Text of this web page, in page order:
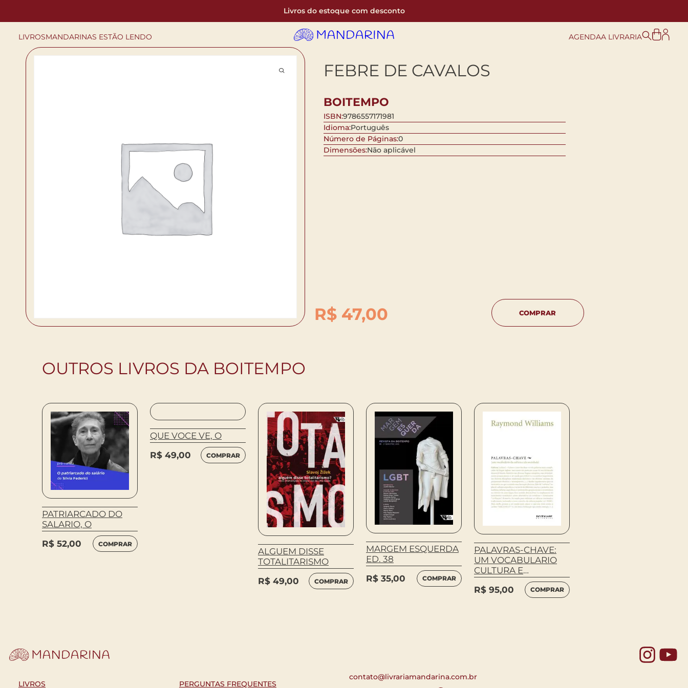
Livros do estoque com desconto
LIVROSMANDARINAS ESTÃO LENDO AGENDAA LIVRARIA
FEBRE DE CAVALOS
BOITEMPO
ISBN:9786557171981
Idioma:Português
Número de Páginas:0
Dimensões:Não aplicável
R$47,00 COMPRAR
OUTROS LIVROS DA BOITEMPO
PATRIARCADO DO
SALARIO, O
R$ 52,00 COMPRAR
QUE VOCE VE, O
R$ 49,00 COMPRAR
ALGUEM DISSE
TOTALITARISMO
R$ 49,00 COMPRAR
MARGEM ESQUERDA
ED. 38
R$ 35,00 COMPRAR
PALAVRAS-CHAVE:
UM VOCABULARIO
CULTURA E
SOCIEDADE
R$ 95,00 COMPRAR
LIVROS PERGUNTAS FREQUENTES
contato@livrariamandarina.com.br